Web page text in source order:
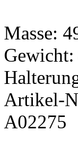
Masse:
Gewicht:
Artikel-
A02275